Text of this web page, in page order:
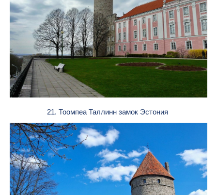
21. Тоомпеа Таллинн замок Эстония